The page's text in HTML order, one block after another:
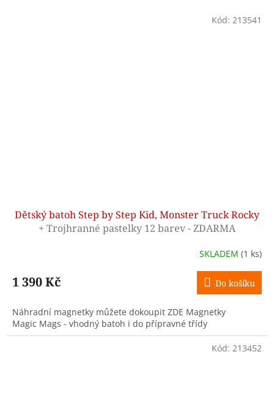
Dětský batoh Step by Step Kid, Monster Truck Rocky
+ Trojhranné pastelky 12 barev - ZDARMA
SKLADEM (1 ks)
1 390 Kč Do košíku
Náhradní magnetky můžete dokoupit ZDE Magnetky
Magic Mags - vhodný batoh i do přípravné třídy
Kód: 213541
Kód: 213452